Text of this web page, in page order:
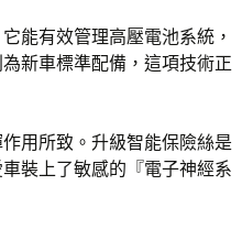
能有效管理高壓電池系統，
新車標準配備，這項技術正
用所致。升級智能保險絲是
裝上了敏感的『電子神經系